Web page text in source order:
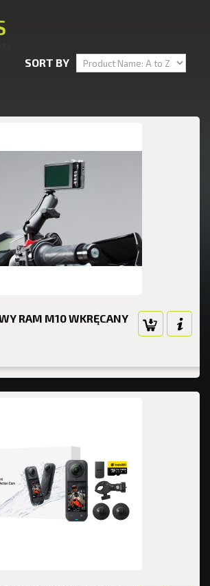
SORT BY
RAM M10 WKRĘCANY